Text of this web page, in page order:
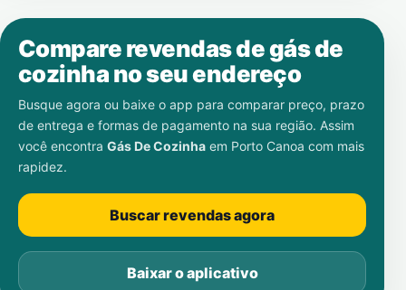
Compare revendas de gás de
cozinha no seu endereço
Busque agora ou baixe o app para comparar preço, prazo
de entrega e formas de pagamento na sua região. Assim
você encontra Gás De Cozinha em Porto Canoa com mais
rapidez.
Buscar revendas agora
Baixar o aplicativo